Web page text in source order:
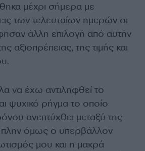
μέχρι σήμερα με
των τελευταίων ημερών οι
άλλη επιλογή από αυτήν
αξιοπρέπειας, της τιμής και
να έχω αντιληφθεί το
ψυχικό ρήγμα το οποίο
ανεπτύχθει μεταξύ της
πλην όμως ο υπερβάλλον
μου και η μακρά